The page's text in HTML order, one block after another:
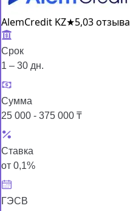
AlemCredit KZ★5,03 отзыва
Срок
1 – 30 дн.
Сумма
25 000 - 375 000 ₸
Ставка
от 0,1%
ГЭСВ